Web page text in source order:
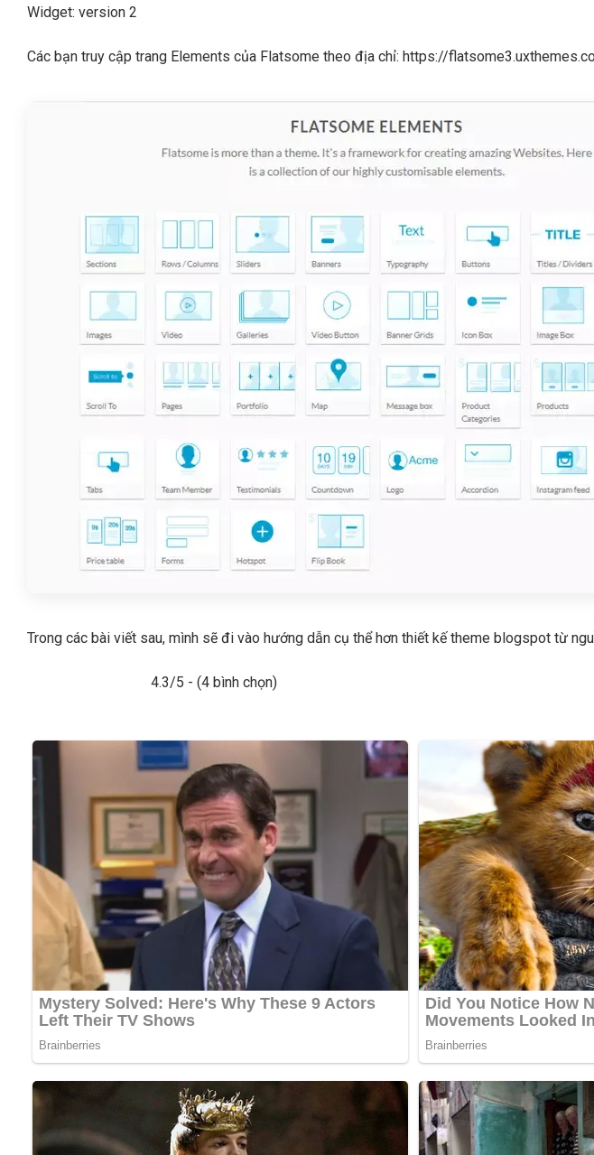
Widget: version 2
Các bạn truy cập trang Elements của Flatsome theo địa chỉ: https://
Trong các bài viết sau, mình sẽ đi vào hướng dẫn cụ thể hơn thiết kế theme blogspot từ
4.3/5 - (4 bình chọn)